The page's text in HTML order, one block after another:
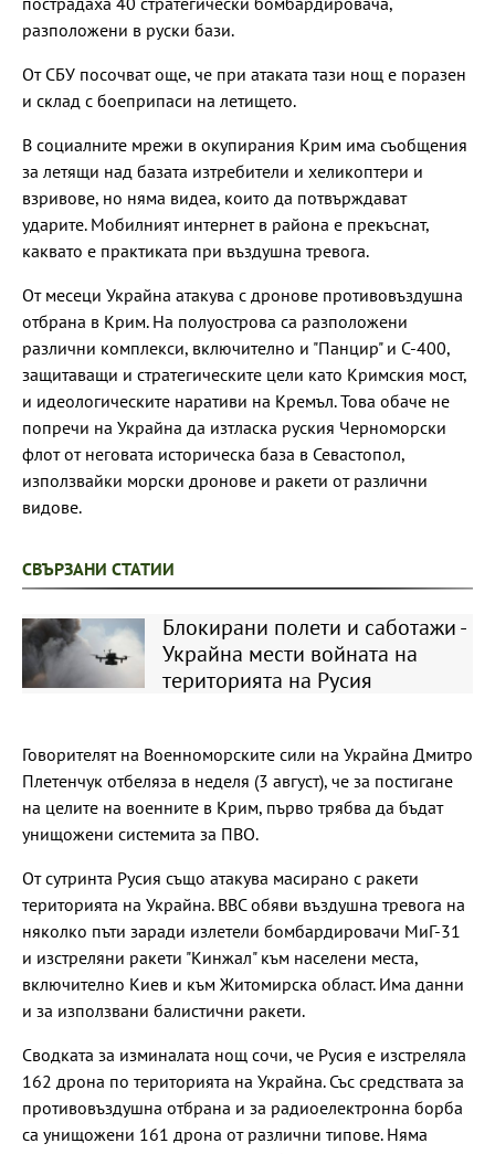
разположени в руски бази.
От СБУ посочват още, че при атаката тази нощ е поразен
и склад с боеприпаси на летището.
В социалните мрежи в окупирания Крим има съобщения
за летящи над базата изтребители и хеликоптери и
взривове, но няма видеа, които да потвърждават
ударите. Мобилният интернет в района е прекъснат,
каквато е практиката при въздушна тревога.
От месеци Украйна атакува с дронове противовъздушна
отбрана в Крим. На полуострова са разположени
различни комплекси, включително и "Панцир" и С-400,
защитаващи и стратегическите цели като Кримския мост,
и идеологическите наративи на Кремъл. Това обаче не
попречи на Украйна да изтласка руския Черноморски
флот от неговата историческа база в Севастопол,
използвайки морски дронове и ракети от различни
видове.
СВЪРЗАНИ СТАТИИ
Блокирани полети и саботажи -
Украйна мести войната на
територията на Русия
Говорителят на Военноморските сили на Украйна Дмитро
Плетенчук отбеляза в неделя (3 август), че за постигане
на целите на военните в Крим, първо трябва да бъдат
унищожени системита за ПВО.
От сутринта Русия също атакува масирано с ракети
територията на Украйна. ВВС обяви въздушна тревога на
няколко пъти заради излетели бомбардировачи МиГ-31
и изстреляни ракети "Кинжал" към населени места,
включително Киев и към Житомирска област. Има данни
и за използвани балистични ракети.
Сводката за изминалата нощ сочи, че Русия е изстреляла
162 дрона по територията на Украйна. Със средствата за
противовъздушна отбрана и за радиоелектронна борба
са унищожени 161 дрона от различни типове. Няма